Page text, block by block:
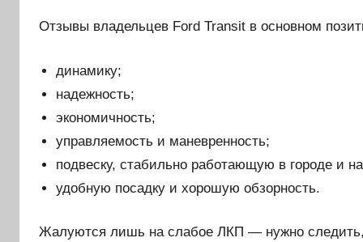
Отзывы владельцев Ford Transit в основном
динамику;
надежность;
экономичность;
управляемость и маневренность;
подвеску, стабильно работающую в городе и
удобную посадку и хорошую обзорность.
Жалуются лишь на слабое ЛКП — нужно